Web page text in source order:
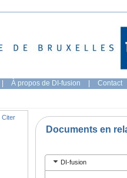
| À propos de DI-fusion | Contact
Citer
Documents en
DI-fusion